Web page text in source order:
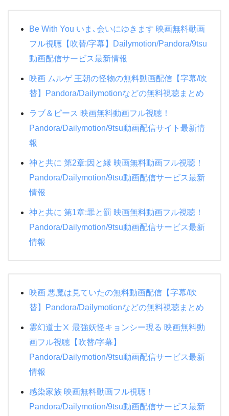
Be With You いま､会いにゆきます 映画無料動画
フル視聴【吹替/字幕】Dailymotion/Pandora/9tsu
動画配信サービス最新情報
映画 ムルゲ 王朝の怪物の無料動画配信【字幕/吹
替】Pandora/Dailymotionなどの無料視聴まとめ
ラブ＆ピース 映画無料動画フル視聴！
Pandora/Dailymotion/9tsu動画配信サイト最新情
報
神と共に 第2章:因と縁 映画無料動画フル視聴！
Pandora/Dailymotion/9tsu動画配信サービス最新
情報
神と共に 第1章:罪と罰 映画無料動画フル視聴！
Pandora/Dailymotion/9tsu動画配信サービス最新
情報
映画 悪魔は見ていたの無料動画配信【字幕/吹
替】Pandora/Dailymotionなどの無料視聴まとめ
霊幻道士Ⅹ 最強妖怪キョンシー現る 映画無料動
画フル視聴【吹替/字幕】
Pandora/Dailymotion/9tsu動画配信サービス最新
情報
感染家族 映画無料動画フル視聴！
Pandora/Dailymotion/9tsu動画配信サービス最新